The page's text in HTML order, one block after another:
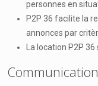
personnes en
P2P 36 facilite la
annonces par
La location P2P